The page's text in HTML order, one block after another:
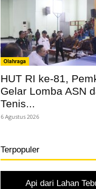
Olahraga
HUT RI ke-81,
Gelar Lomba ASN
Tenis...
6 Agustus 2026
Terpopuler
Api dari Lahan